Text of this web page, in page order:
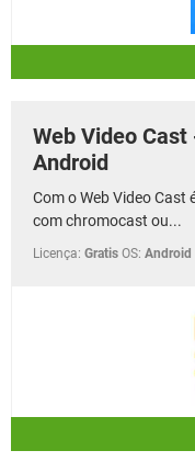
Web Video
Android
Com o Web Video
com chromocast ou...
Licença: Gratis OS: Android